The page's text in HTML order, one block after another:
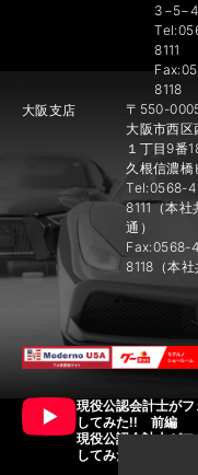
3−5−4
8111
8118
大阪支店
〒550-
大阪市西区
１丁目9番
久根信濃橋
Tel:0568-
8111（本社
通）
Fax:0568-
8118（本社
現役公認会計士が
してみた!! 前編
現役公認会計士が
してみた!! 後編